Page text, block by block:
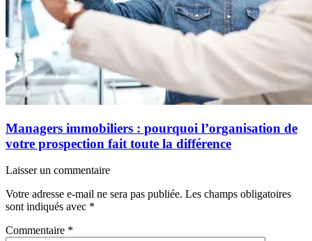
Managers immobiliers : pourquoi l’organisation de
votre prospection fait toute la différence
Laisser un commentaire
Votre adresse e-mail ne sera pas publiée. Les champs obligatoires
sont indiqués avec *
Commentaire *